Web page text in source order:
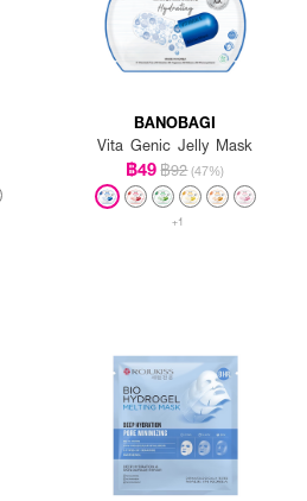
BANOBAGI
Vita Genic Jelly Mask
฿49฿92 (47%)
+1